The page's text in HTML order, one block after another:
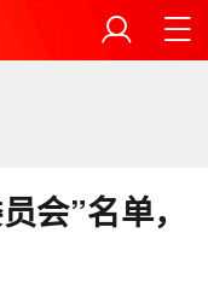
会”名单，